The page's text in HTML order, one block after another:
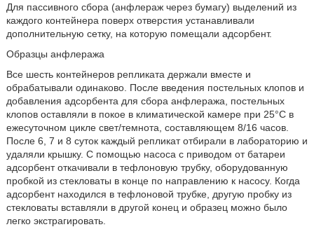
Для пассивного сбора (анфлераж через бумагу) выделений из
каждого контейнера поверх отверстия устанавливали
дополнительную сетку, на которую помещали адсорбент.
Образцы анфлеража
Все шесть контейнеров репликата держали вместе и
обрабатывали одинаково. После введения постельных клопов и
добавления адсорбента для сбора анфлеража, постельных
клопов оставляли в покое в климатической камере при 25°С в
ежесуточном цикле свет/темнота, составляющем 8/16 часов.
После 6, 7 и 8 суток каждый репликат отбирали в лабораторию и
удаляли крышку. С помощью насоса с приводом от батареи
адсорбент откачивали в тефлоновую трубку, оборудованную
пробкой из стекловаты в конце по направлению к насосу. Когда
адсорбент находился в тефлоновой трубке, другую пробку из
стекловаты вставляли в другой конец и образец можно было
легко экстрагировать.